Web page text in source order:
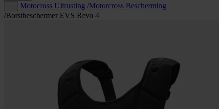
Motocross Uitrusting /Motorcross Bescherming
/Borstbeschermer EVS Revo 4